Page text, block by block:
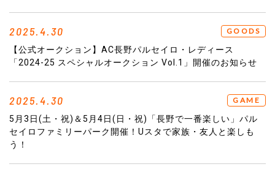
2025.4.30 GOODS
【公式オークション】AC長野パルセイロ・レディース
「2024-25 スペシャルオークション Vol.1」開催のお知らせ
2025.4.30 GAME
5月3日(土・祝)＆5月4日(日・祝)「長野で一番楽しい」パル
セイロファミリーパーク開催！Uスタで家族・友人と楽しも
う！